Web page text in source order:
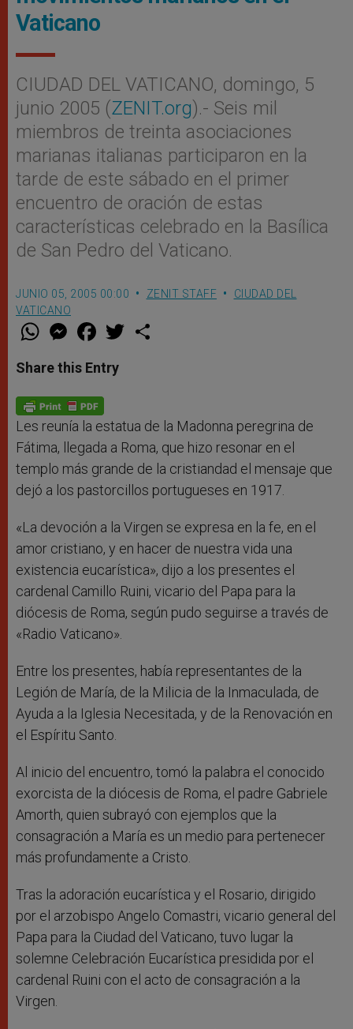
Vaticano
CIUDAD DEL VATICANO, domingo, 5
junio 2005 (ZENIT.org).- Seis mil
miembros de treinta asociaciones
marianas italianas participaron en la
tarde de este sábado en el primer
encuentro de oración de estas
características celebrado en la Basílica
de San Pedro del Vaticano.
JUNIO 05, 2005 00:00 ZENIT STAFF
CIUDAD DEL
VATICANO
W
t
s
p
p
M
e
s
e
g
e
r
F
a
e
b
o
k
w
Share this Entry
Les reunía la estatua de la Madonna peregrina de
Fátima, llegada a Roma, que hizo resonar en el
templo más grande de la cristiandad el mensaje que
dejó a los pastorcillos portugueses en 1917.
«La devoción a la Virgen se expresa en la fe, en el
amor cristiano, y en hacer de nuestra vida una
existencia eucarística», dijo a los presentes el
cardenal Camillo Ruini, vicario del Papa para la
diócesis de Roma, según pudo seguirse a través de
«Radio Vaticano».
Entre los presentes, había representantes de la
Legión de María, de la Milicia de la Inmaculada, de
Ayuda a la Iglesia Necesitada, y de la Renovación en
el Espíritu Santo.
Al inicio del encuentro, tomó la palabra el conocido
exorcista de la diócesis de Roma, el padre Gabriele
Amorth, quien subrayó con ejemplos que la
consagración a María es un medio para pertenecer
más profundamente a Cristo.
Tras la adoración eucarística y el Rosario, dirigido
por el arzobispo Angelo Comastri, vicario general del
Papa para la Ciudad del Vaticano, tuvo lugar la
solemne Celebración Eucarística presidida por el
cardenal Ruini con el acto de consagración a la
Virgen.